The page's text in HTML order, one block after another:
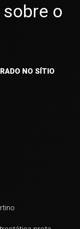
o
NO SÍTIO